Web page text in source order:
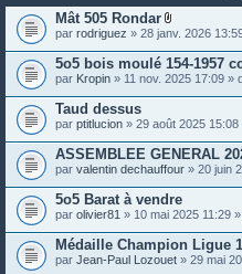
Mât 505 Rondar
P
è
c
e
s
o
n
t
e
s
par rodriguez » 28 janv. 2026
5o5 bois moulé 154-1957
par Kropin » 11 nov. 2025 17:09 »
Taud dessus
par ptitlucion » 29 août 2025 15:08
ASSEMBLEE GENERAL
par valentin dechauffour » 20 juin
5o5 Barat à vendre
par olivier81 » 10 mai 2025 11:29
Médaille Champion Ligue
par Jean-Paul Lozouet » 29 mai